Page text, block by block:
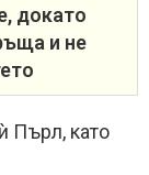
докато
и не
Пърл, като